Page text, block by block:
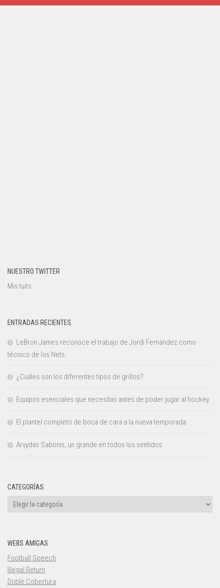
NUESTRO TWITTER
Mis tuits
ENTRADAS RECIENTES
LeBron James reconoce el trabajo de Jordi Fernández como
técnico de los Nets.
¿Cuáles son los diferentes tipos de grillos?
Equipos esenciales que necesitas antes de poder jugar al hockey
El plantel completo de boca de cara a la nueva temporada
Arvydas Sabonis, un grande en todos los sentidos
CATEGORÍAS
Categorías
WEBS AMIGAS
Football Speech
Illegal Return
Doble Cobertura